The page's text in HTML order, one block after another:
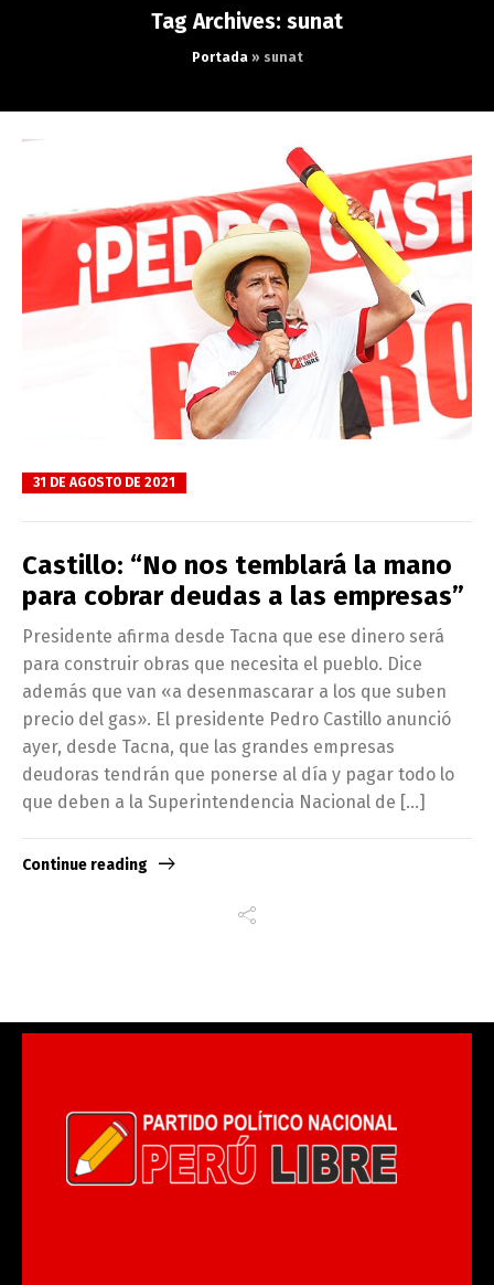
Tag Archives: sunat
Portada» sunat
31 DE AGOSTO DE 2021
Castillo: “No nos temblará la mano
para cobrar deudas a las empresas”
Presidente afirma desde Tacna que ese dinero será
para construir obras que necesita el pueblo. Dice
además que van «a desenmascarar a los que suben
precio del gas». El presidente Pedro Castillo anunció
ayer, desde Tacna, que las grandes empresas
deudoras tendrán que ponerse al día y pagar todo lo
que deben a la Superintendencia Nacional de […]
Continue reading